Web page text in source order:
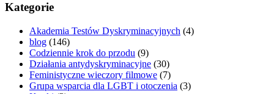
Kategorie
Akademia Testów Dyskryminacyjnych (4)
blog (146)
Codziennie krok do przodu (9)
Działania antydyskryminacyjne (30)
Feministyczne wieczory filmowe (7)
Grupa wsparcia dla LGBT i otoczenia (3)